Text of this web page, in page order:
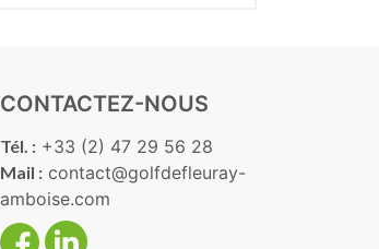
CONTACTEZ-NOUS
Tél. : +33 (2) 47 29 56 28
Mail : contact@golfdefleuray-
amboise.com